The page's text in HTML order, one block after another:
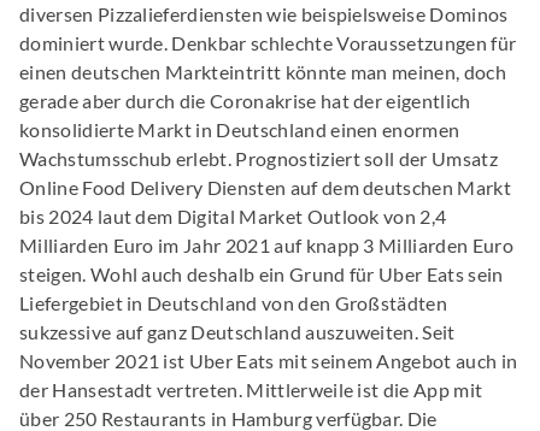
diversen Pizzalieferdiensten wie beispielsweise Dominos
dominiert wurde. Denkbar schlechte Voraussetzungen für
einen deutschen Markteintritt könnte man meinen, doch
gerade aber durch die Coronakrise hat der eigentlich
konsolidierte Markt in Deutschland einen enormen
Wachstumsschub erlebt. Prognostiziert soll der Umsatz
Online Food Delivery Diensten auf dem deutschen Markt
bis 2024 laut dem Digital Market Outlook von 2,4
Milliarden Euro im Jahr 2021 auf knapp 3 Milliarden Euro
steigen. Wohl auch deshalb ein Grund für Uber Eats sein
Liefergebiet in Deutschland von den Großstädten
sukzessive auf ganz Deutschland auszuweiten. Seit
November 2021 ist Uber Eats mit seinem Angebot auch in
der Hansestadt vertreten. Mittlerweile ist die App mit
über 250 Restaurants in Hamburg verfügbar. Die